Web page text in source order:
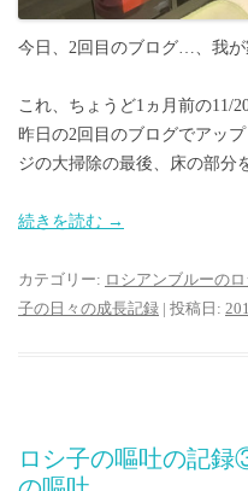
今日、2回目のブログ…、我が
これ、ちょうど1ヵ月前の11/
昨日の2回目のブログでアッ
ジの大掃除の最後、床の部分
続きを読む →
カテゴリー: ロシアンブルーの
子の日々の成長記録 | 投稿日:
ロシ子の嘔吐の記